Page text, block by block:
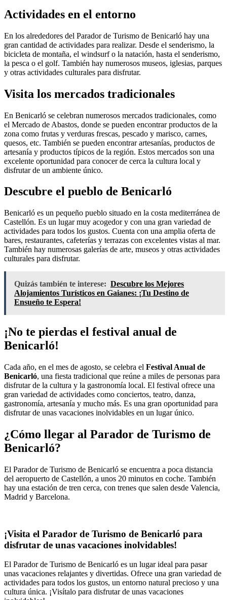
Actividades en el entorno
En los alrededores del Parador de Turismo de Benicarló hay una
gran cantidad de actividades para realizar. Desde el senderismo, la
bicicleta de montaña, el windsurf o la natación, hasta el senderismo,
la pesca o el golf. También hay numerosos museos, iglesias, parques
y otras actividades culturales para disfrutar.
Visita los mercados tradicionales
En Benicarló se celebran numerosos mercados tradicionales, como
el Mercado de Abastos, donde se pueden encontrar productos de la
zona como frutas y verduras frescas, pescado y marisco, carnes,
quesos, etc. También se pueden encontrar artesanías, productos de
artesanía y productos típicos de la región. Estos mercados son una
excelente oportunidad para conocer de cerca la cultura local y
disfrutar de un ambiente único.
Descubre el pueblo de Benicarló
Benicarló es un pequeño pueblo situado en la costa mediterránea de
Castellón. Es un lugar muy acogedor y con una gran variedad de
actividades para todos los gustos. Cuenta con una amplia oferta de
bares, restaurantes, cafeterías y terrazas con excelentes vistas al mar.
También hay numerosas galerías de arte, museos y otras actividades
culturales para disfrutar.
Quizás también te interese: Descubre los Mejores
Alojamientos Turísticos en Gaianes: ¡Tu Destino de
Ensueño te Espera!
¡No te pierdas el festival anual de
Benicarló!
Cada año, en el mes de agosto, se celebra el Festival Anual de
Benicarló, una fiesta tradicional que reúne a miles de personas para
disfrutar de la cultura y la gastronomía local. El festival ofrece una
gran variedad de actividades como conciertos, teatro, danza,
gastronomía, artesanía y mucho más. Es una gran oportunidad para
disfrutar de unas vacaciones inolvidables en un lugar único.
¿Cómo llegar al Parador de Turismo de
Benicarló?
El Parador de Turismo de Benicarló se encuentra a poca distancia
del aeropuerto de Castellón, a unos 20 minutos en coche. También
hay una estación de tren cerca, con trenes que salen desde Valencia,
Madrid y Barcelona.
¡Visita el Parador de Turismo de Benicarló para
disfrutar de unas vacaciones inolvidables!
El Parador de Turismo de Benicarló es un lugar ideal para pasar
unas vacaciones relajantes y divertidas. Ofrece una gran variedad de
actividades para todos los gustos, un entorno natural precioso y una
cultura única. ¡Visítalo para disfrutar de unas vacaciones